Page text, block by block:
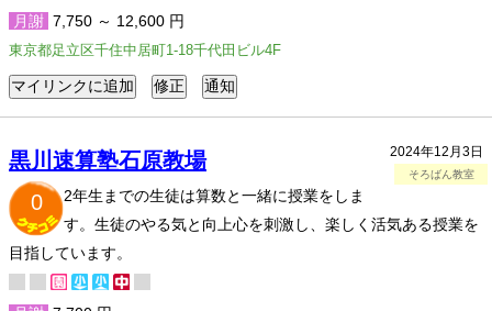
月謝 7,750 ～ 12,600 円
東京都足立区千住中居町1-18千代田ビル4F
2024年12月3日
そろばん教室
黒川速算塾石原教場
0
2年生までの生徒は算数と一緒に授業をしま
す。生徒のやる気と向上心を刺激し、楽しく活気ある授業を
目指しています。